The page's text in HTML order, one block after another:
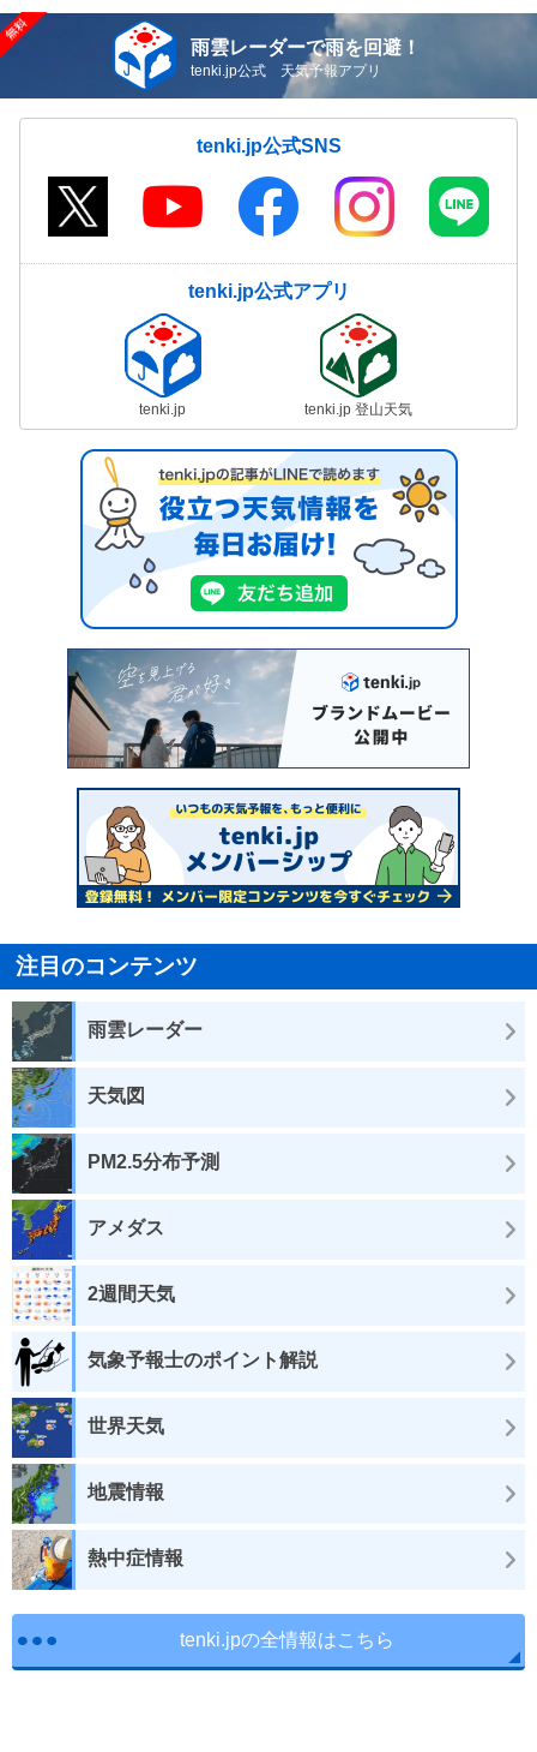
雨雲レーダーで雨を回避！
tenki.jp公式 天気予報アプリ
tenki.jp公式SNS
tenki.jp公式アプリ
tenki.jp tenki.jp 登山天気
注目のコンテンツ
雨雲レーダー
天気図
PM2.5分布予測
アメダス
2週間天気
気象予報士のポイント解説
世界天気
地震情報
熱中症情報
tenki.jpの全情報はこちら